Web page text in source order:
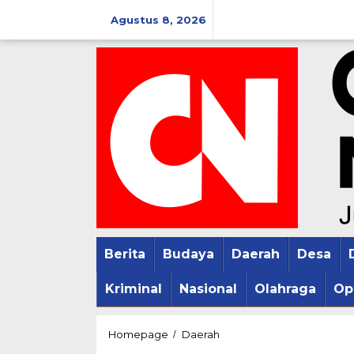
konten
Agustus 8, 2026
Berita Budaya Daerah Desa
Kriminal Nasional Olahraga
Homepage / Daerah